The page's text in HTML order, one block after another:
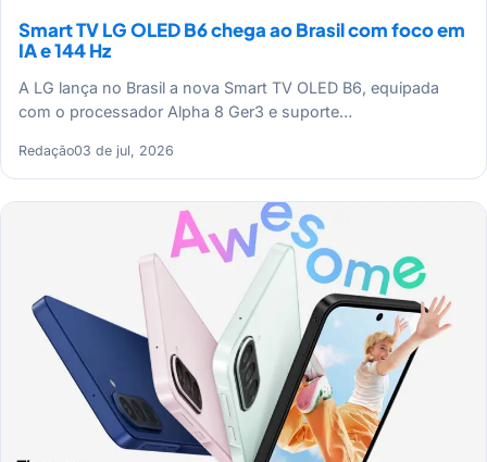
Smart TV LG OLED B6 chega ao Brasil com foco em
IA e 144 Hz
A LG lança no Brasil a nova Smart TV OLED B6, equipada
com o processador Alpha 8 Ger3 e suporte…
Redação03 de jul, 2026